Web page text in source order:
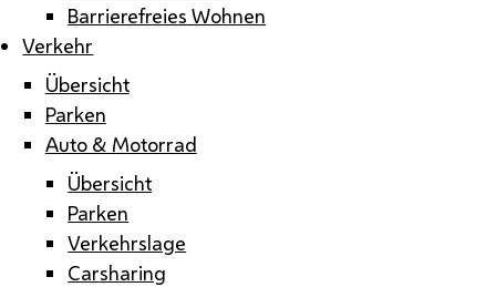
Barrierefreies Wohnen
Verkehr
Übersicht
Parken
Auto & Motorrad
Übersicht
Parken
Verkehrslage
Carsharing